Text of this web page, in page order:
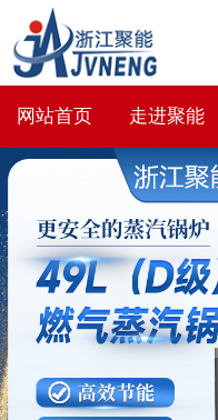
网站首页 走进聚能